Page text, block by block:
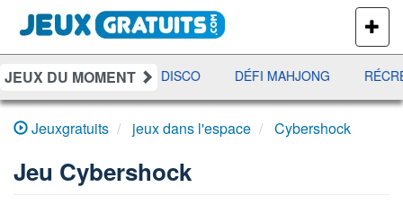
PLUS
DE
JEUX
JEUX DU MOMENT
YAHTZEE UNO DISCO DÉFI MAHJONG
Jeuxgratuits jeux dans l'espace Cybershock
Jeu Cybershock